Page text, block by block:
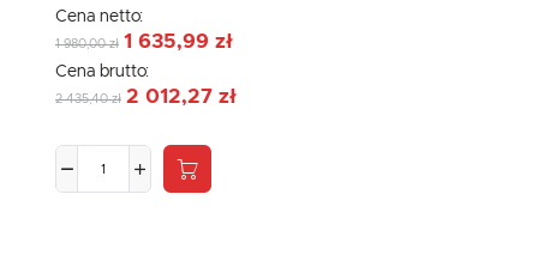
Cena netto:
1 980,00 zł 1 635,99 zł
Cena brutto:
2 435,40 zł 2 012,27 zł